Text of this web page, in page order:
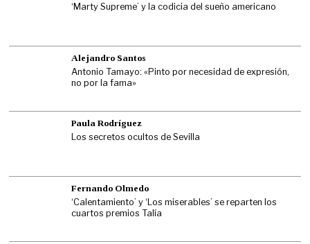
‘Marty Supreme’ y la codicia del sueño americano
Alejandro Santos
Antonio Tamayo: «Pinto por necesidad de expresión,
no por la fama»
Paula Rodríguez
Los secretos ocultos de Sevilla
Fernando Olmedo
‘Calentamiento’ y ‘Los miserables’ se reparten los
cuartos premios Talía